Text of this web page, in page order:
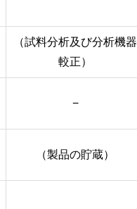
（試料分析及び分析機器
較正）
−
（製品の貯蔵）